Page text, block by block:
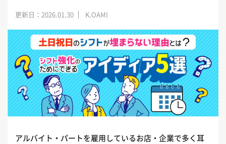
更新日：2026.01.30 K.OAMI
アルバイト・パートを雇用しているお店・企業で多く耳